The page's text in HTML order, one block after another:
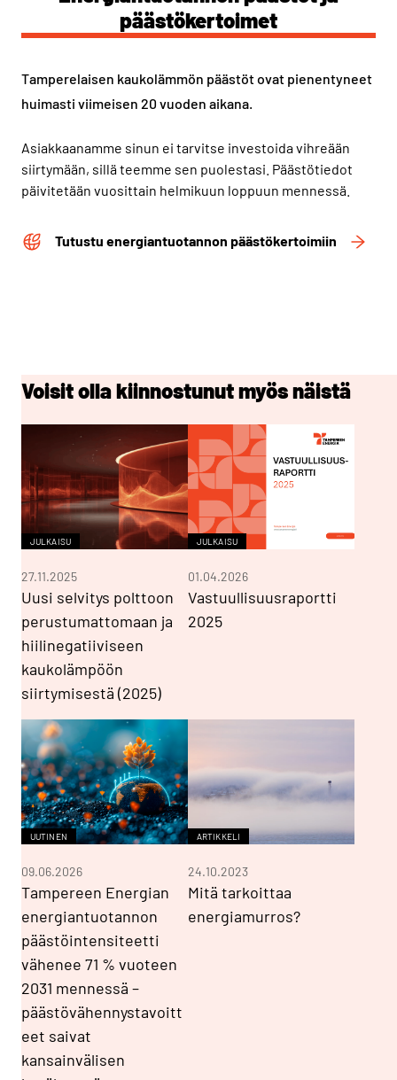
päästökertoimet
Tamperelaisen kaukolämmön päästöt ovat pienentyneet
huimasti viimeisen 20 vuoden aikana.
Asiakkaanamme sinun ei tarvitse investoida vihreään
siirtymään, sillä teemme sen puolestasi. Päästötiedot
päivitetään vuosittain helmikuun loppuun mennessä.
Tutustu energiantuotannon päästökertoimiin
Voisit olla kiinnostunut myös näistä
JULKAISU
Uusi selvitys polttoon
perustumattomaan ja
hiilinegatiiviseen
kaukolämpöön
siirtymisestä (2025)
27.11.2025
JULKAISU
Vastuullisuusraportti
2025
01.04.2026
UUTINEN
Tampereen Energian
energiantuotannon
päästöintensiteetti
vähenee 71 % vuoteen
2031 mennessä –
päästövähennystavoitt
eet saivat
kansainvälisen
09.06.2026
ARTIKKELI
Mitä tarkoittaa
energiamurros?
24.10.2023